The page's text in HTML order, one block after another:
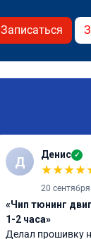
Записаться
Д Денис ✓
★★★★
20
«Чип тюнинг
1-2 часа»
Делал прошивку